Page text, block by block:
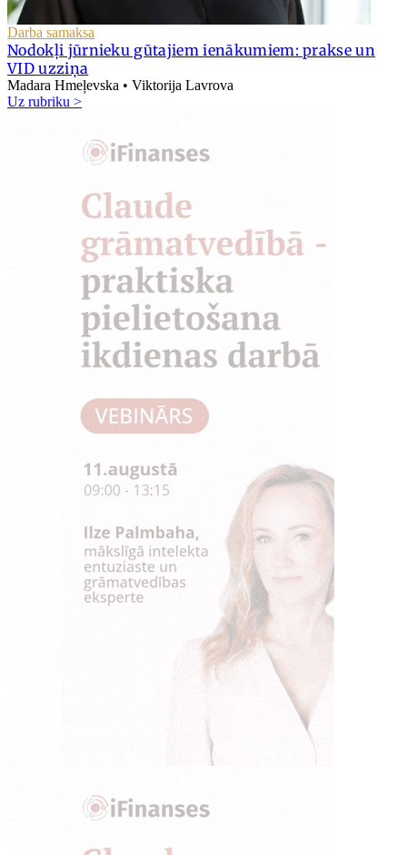
Darba samaksa
Nodokļi jūrnieku gūtajiem ienākumiem: prakse un
VID uzziņa
Madara Hmeļevska • Viktorija Lavrova
Uz rubriku >